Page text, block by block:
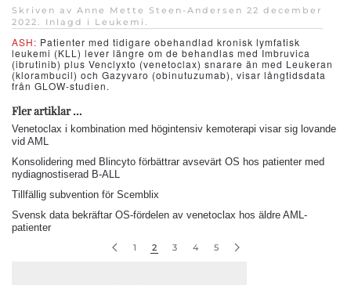
Skriven av Anne Mette Steen-Andersen 22 december
2022. Inlagd i Leukemi .
ASH: Patienter med tidigare obehandlad kronisk lymfatisk
leukemi (KLL) lever längre om de behandlas med Imbruvica
(ibrutinib) plus Venclyxto (venetoclax) snarare än med Leukeran
(klorambucil) och Gazyvaro (obinutuzumab), visar långtidsdata
från GLOW-studien.
Fler artiklar …
Venetoclax i kombination med högintensiv kemoterapi visar sig lovande
vid AML
Konsolidering med Blincyto förbättrar avsevärt OS hos patienter med
nydiagnostiserad B-ALL
Tillfällig subvention för Scemblix
Svensk data bekräftar OS-fördelen av venetoclax hos äldre AML-
patienter
1 2 3 4 5